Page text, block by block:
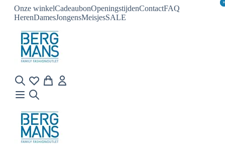
Onze winkelCadeaubonOpeningstijdenContactFAQ
HerenDamesJongensMeisjesSALE
×
×